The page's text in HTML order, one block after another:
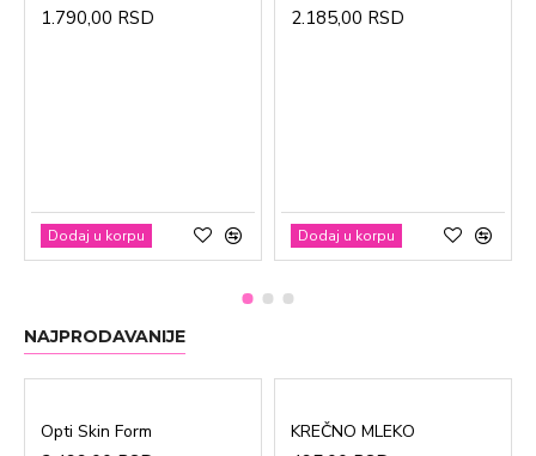
1.790,00 RSD
Dodaj u korpu
2.185,00 RSD
Dodaj u korpu
NAJPRODAVANIJE
Opti Skin Form KREČNO MLEKO